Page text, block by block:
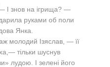
I знов на ігрища? —
руками об поли
Янка.
молодий Ізяслав, — її
тільки шуснув
лудою. І зелені його